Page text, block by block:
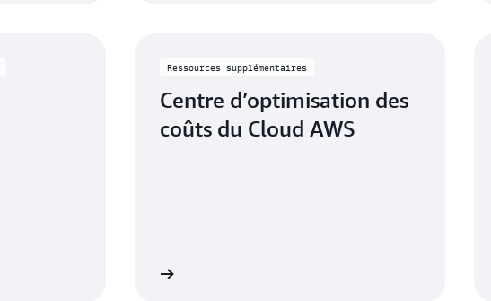
Ressources supplémentaires
Centre d’optimisation des
coûts du Cloud AWS